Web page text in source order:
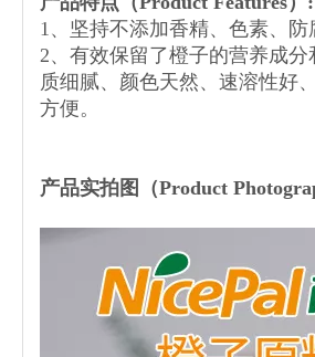
1、坚持不添加香精、色素、防
2、有效保留了橙子的营养成分
质细腻、颜色天然、速溶性好
方便。
产品实拍图（Product